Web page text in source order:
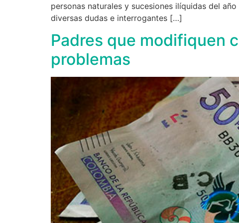
personas naturales y sucesiones ilíquidas del
diversas dudas e interrogantes […]
Padres que modifiquen
problemas